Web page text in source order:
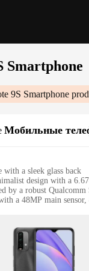
Smartphone
9S Smartphone
Мобильные
a sleek glass back
design with a
by a robust
a 48MP main
with 18W fast